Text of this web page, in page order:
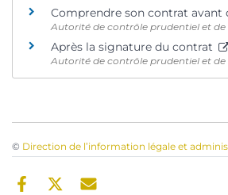
Comprendre son contrat avant
Autorité de contrôle prudentiel et de
Après la signature du contrat
Autorité de contrôle prudentiel et de
© Direction de l’information légale et